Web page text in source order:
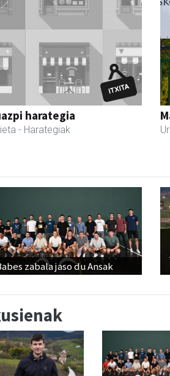
harategia
- Harategiak
zabala jaso du Ansak